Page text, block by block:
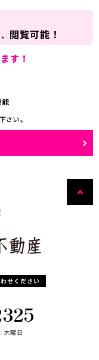
閲覧可能！
す！
さい。
せください
木曜日